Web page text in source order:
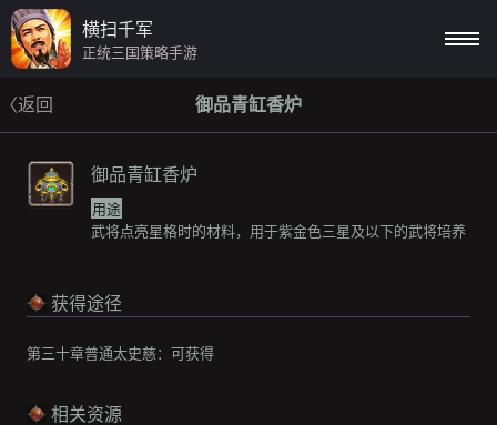
横扫千军
正统三国策略手游
〈返回 御品青缸香炉
御品青缸香炉
用途
武将点亮星格时的材料，用于紫金色三星及以下的武将培养
获得途径
第三十章普通太史慈： 可获得
相关资源